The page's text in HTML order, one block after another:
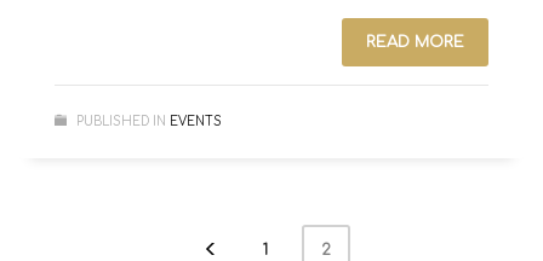
READ MORE
PUBLISHED IN EVENTS
1 2